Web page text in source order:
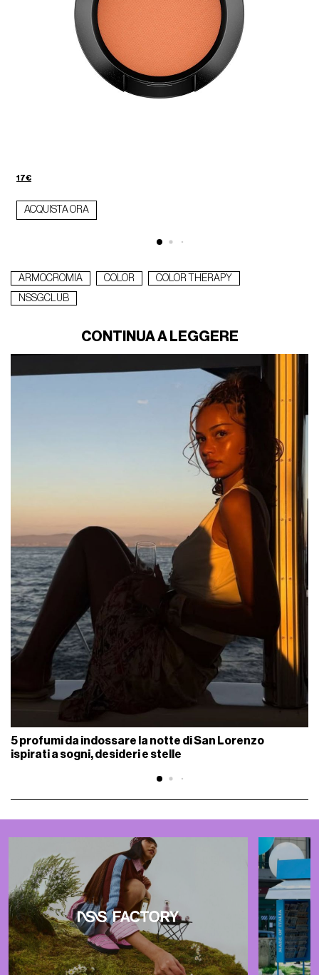
17€
ACQUISTA ORA
ARMOCROMIA COLOR
COLOR THERAPY
NSSGCLUB
CONTINUA A LEGGERE
5 profumi da indossare la notte di San Lorenzo
ispirati a sogni, desideri e stelle